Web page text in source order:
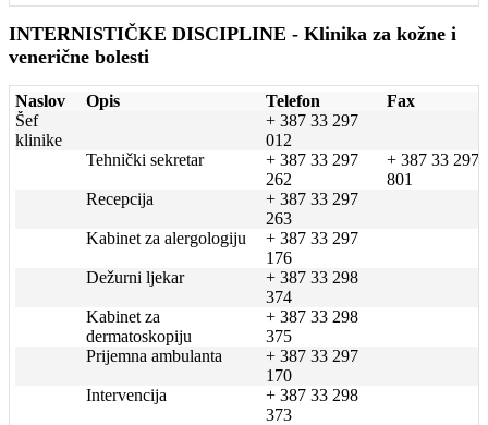
INTERNISTIČKE DISCIPLINE - Klinika za kožne i
venerične bolesti
Naslov Opis Telefon
Fax
Šef
klinike
+ 387 33 297
012
Tehnički sekretar
+ 387 33 297
262
+ 387 33 297
801
Recepcija
+ 387 33 297
263
Kabinet za alergologiju
+ 387 33 297
176
Dežurni ljekar
+ 387 33 298
374
Kabinet za
dermatoskopiju
+ 387 33 298
375
Prijemna ambulanta
+ 387 33 297
170
Intervencija
+ 387 33 298
373